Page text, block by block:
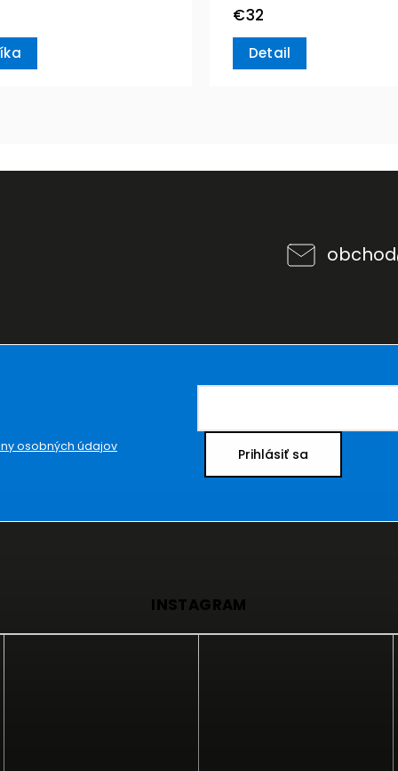
€32
Detail
obchod
osobných údajov Prihlásiť sa
INSTAGRAM